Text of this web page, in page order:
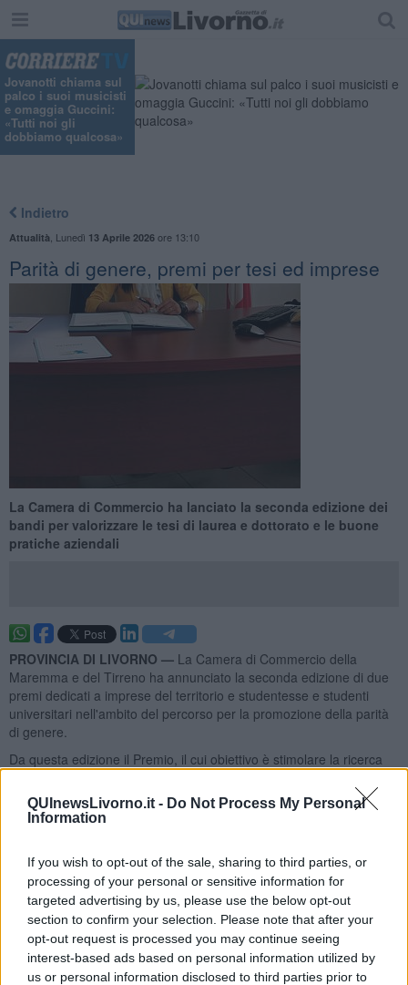
QUInewsLivorno.it - Do Not Process My Personal
Information
If you wish to opt-out of the sale, sharing to third parties, or
processing of your personal or sensitive information for
targeted advertising by us, please use the below opt-out
section to confirm your selection. Please note that after your
opt-out request is processed you may continue seeing
interest-based ads based on personal information utilized by
us or personal information disclosed to third parties prior to
Jovanotti chiama sul
palco i suoi musicisti
e omaggia Guccini:
«Tutti noi gli
dobbiamo qualcosa»
Indietro
Attualità Lunedì 13 Aprile 2026ore 13:10
Parità di genere, premi per tesi ed imprese
La Camera di Commercio ha lanciato la seconda edizione dei
bandi per valorizzare le tesi di laurea e dottorato e le buone
pratiche aziendali
PROVINCIA DI LIVORNO — La Camera di Commercio della
Maremma e del Tirreno ha annunciato la seconda edizione di due
premi dedicati a imprese del territorio e studentesse e studenti
universitari nell'ambito del percorso per la promozione della parità
di genere.
Da questa edizione il Premio, il cui obiettivo è stimolare la ricerca
opportunità, è aperto anche alle tesi di dottorato di ricerca. Il bando
prevede l'assegnazione di
5 premi: 1.500 euro per la prima tesi
eventuali elaborati ritenuti meritevoli verranno inoltre acquisiti nel
patrimonio archivistico della Camera di Commercio.
L'Amministrazione valuterà anche la possibilità di offrire ai vincitori
unostagegratuito presso la propria sede, legato alle attività
propedeutiche al mantenimento della certificazione di genere
dell'Ente.